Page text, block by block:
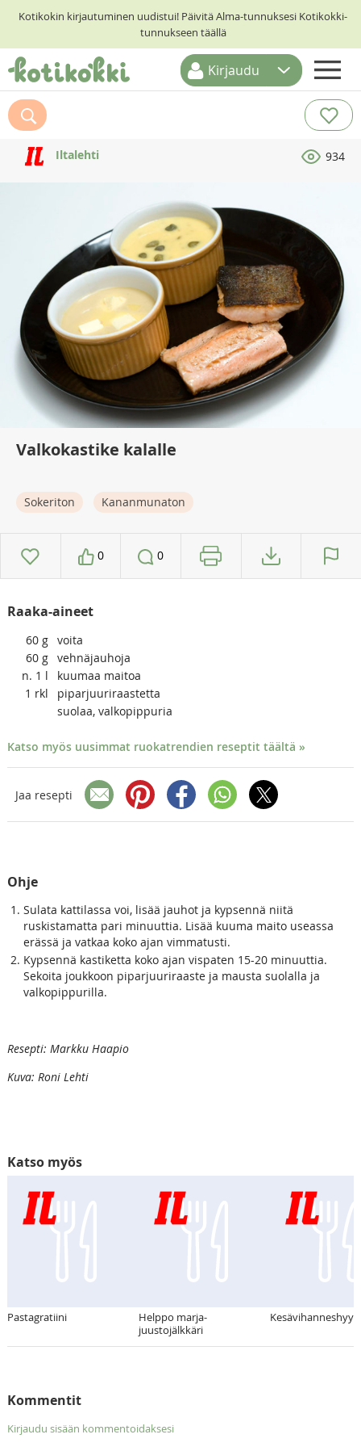
Kotikokin kirjautuminen uudistui! Päivitä Alma-tunnuksesi Kotikokki-
tunnukseen täällä
ETUSIVU
RESEPTIHAKU
RUOKATEEMAT
Kirjaudu
Iltalehti 934
Valkokastike kalalle
Sokeriton Kananmunaton
0 0
Raaka-aineet
60 g voita
60 g vehnäjauhoja
n. 1 l
kuumaa maitoa
1 rkl
piparjuuriraastetta
suolaa, valkopippuria
Katso myös uusimmat ruokatrendien reseptit täältä »
Jaa resepti
Ohje
Sulata kattilassa voi, lisää jauhot ja kypsennä niitä
ruskistamatta pari minuuttia. Lisää kuuma maito useassa
erässä ja vatkaa koko ajan vimmatusti.
Kypsennä kastiketta koko ajan vispaten 15-20 minuuttia.
Sekoita joukkoon piparjuuriraaste ja mausta suolalla ja
valkopippurilla.
Resepti: Markku Haapio
Kuva: Roni Lehti
Katso myös
Pastagratiini
Helppo marja-
juustojälkkäri
Kommentit
Kirjaudu sisään kommentoidaksesi